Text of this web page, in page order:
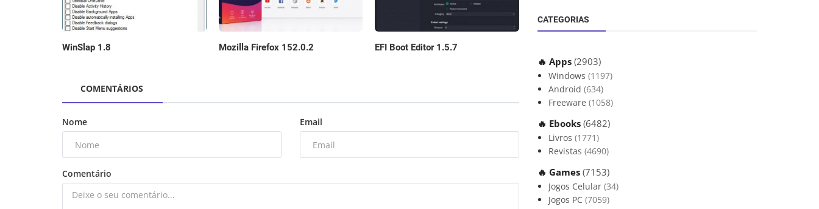
WinSlap 1.8 Mozilla Firefox 152.0.2 EFI Boot Editor 1.5.7
COMENTÁRIOS
Nome Email
Comentário
CATEGORIAS
🔥 Apps (2903)
Windows (1197)
Android (634)
Freeware (1058)
🔥 Ebooks (6482)
Livros (1771)
Revistas (4690)
🔥 Games (7153)
Jogos Celular (34)
Jogos PC (7059)